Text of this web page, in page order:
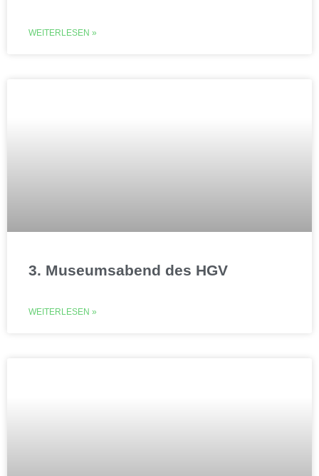
WEITERLESEN »
3. Museumsabend des HGV
WEITERLESEN »